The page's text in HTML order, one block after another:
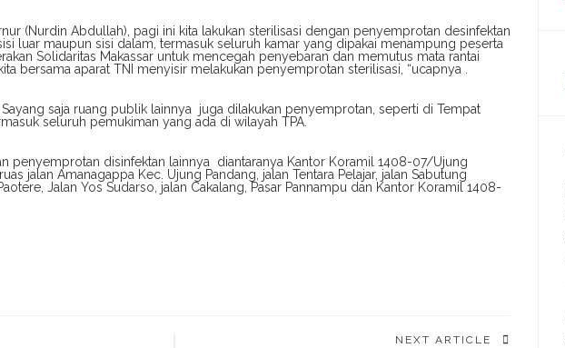
(Nurdin Abdullah), pagi ini kita lakukan sterilisasi dengan penyemprotan desinfektan
luar maupun sisi dalam, termasuk seluruh kamar yang dipakai menampung peserta
Solidaritas Makassar untuk mencegah penyebaran dan memutus mata rantai
bersama aparat TNI menyisir melakukan penyemprotan sterilisasi, “ucapnya .
saja ruang publik lainnya juga dilakukan penyemprotan, seperti di Tempat
seluruh pemukiman yang ada di wilayah TPA.
penyemprotan disinfektan lainnya diantaranya Kantor Koramil 1408-07/Ujung
jalan Amanagappa Kec. Ujung Pandang, jalan Tentara Pelajar, jalan Sabutung
Jalan Yos Sudarso, jalan Cakalang, Pasar Pannampu dan Kantor Koramil 1408-
NEXT ARTICLE